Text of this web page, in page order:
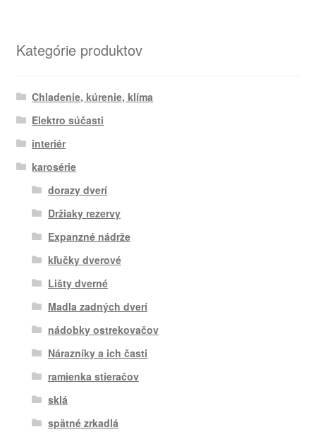
Kategórie produktov
Chladenie, kúrenie, klíma
Elektro súčasti
interiér
karosérie
dorazy dverí
Držiaky rezervy
Expanzné nádrže
kľučky dverové
Lišty dverné
Madla zadných dverí
nádobky ostrekovačov
Nárazníky a ich časti
ramienka stieračov
sklá
spätné zrkadlá